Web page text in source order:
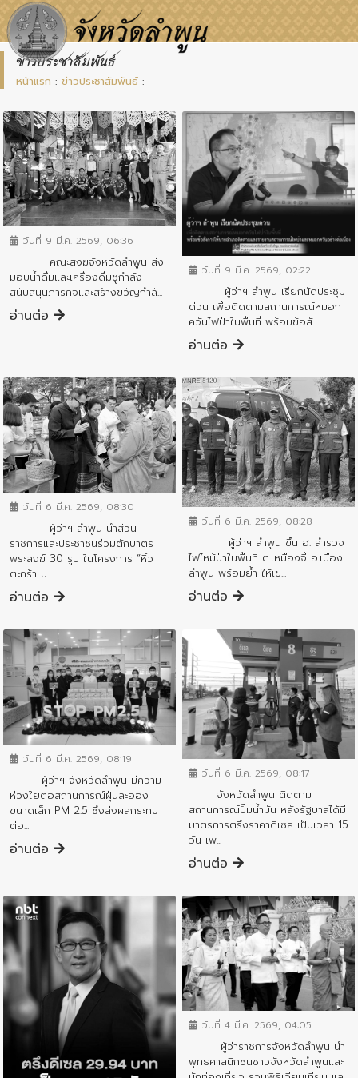
ข่าวประชาสัมพันธ์
หน้าแรก : ข่าวประชาสัมพันธ์ :
ข่าวประชาสัมพันธ์
วันที่ 9 มี.ค. 2569, 06:36
คณะสงฆ์จังหวัดลำพูน ส่ง
มอบน้ำดื่มและเครื่องดื่มชูกำลัง
สนับสนุนภารกิจและสร้างขวัญกำลั...
อ่านต่อ
ข่าวประชาสัมพันธ์
วันที่ 9 มี.ค. 2569, 02:22
ผู้ว่าฯ ลำพูน เรียกนัดประชุม
ด่วน เพื่อติดตามสถานการณ์หมอก
ควันไฟป่าในพื้นที่ พร้อมข้อสั...
อ่านต่อ
ข่าวประชาสัมพันธ์
วันที่ 6 มี.ค. 2569, 08:30
ผู้ว่าฯ ลำพูน นำส่วน
ราชการและประชาชนร่วมตักบาตร
พระสงฆ์ 30 รูป ในโครงการ “หิ้ว
ตะกร้า น...
อ่านต่อ
ข่าวประชาสัมพันธ์
วันที่ 6 มี.ค. 2569, 08:28
ผู้ว่าฯ ลำพูน ขึ้น ฮ. สำรวจ
ไฟไหม้ป่าในพื้นที่ ต.เหมืองจี้ อ.เมือง
ลำพูน พร้อมย้ำ ให้เข...
อ่านต่อ
ข่าวประชาสัมพันธ์
วันที่ 6 มี.ค. 2569, 08:19
ผู้ว่าฯ จังหวัดลำพูน มีความ
ห่วงใยต่อสถานการณ์ฝุ่นละออง
ขนาดเล็ก PM 2.5 ซึ่งส่งผลกระทบ
ต่อ...
อ่านต่อ
ข่าวประชาสัมพันธ์
วันที่ 6 มี.ค. 2569, 08:17
จังหวัดลำพูน ติดตาม
สถานการณ์ปั๊มน้ำมัน หลังรัฐบาลได้มี
มาตรการตรึงราคาดีเซล เป็นเวลา 15
วัน เพ...
อ่านต่อ
ข่าวประชาสัมพันธ์
วันที่ 4 มี.ค. 2569, 04:05
ผู้ว่าราชการจังหวัดลำพูน นำ
พุทธศาสนิกชนชาวจังหวัดลำพูนและ